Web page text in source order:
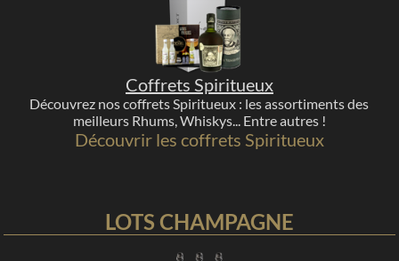
Coffrets Spiritueux
Découvrez nos coffrets Spiritueux : les assortiments des
meilleurs Rhums, Whiskys... Entre autres !
Découvrir les coffrets Spiritueux
LOTS CHAMPAGNE